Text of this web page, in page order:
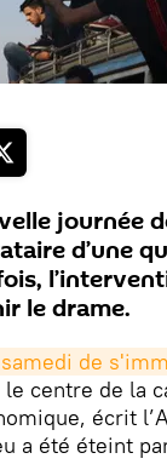
journée
d’une
le drame.
de
le centre de la
écrit
a été éteint